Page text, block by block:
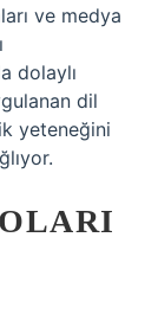
ve medya
dolaylı
dil
yeteneğini